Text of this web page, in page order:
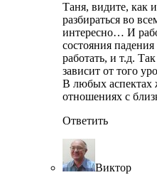
Таня, видите, как
разбираться во
интересно… И
состояния
работать, и т.д.
зависит от того
В любых аспектах
отношениях с
Ответить
Виктор